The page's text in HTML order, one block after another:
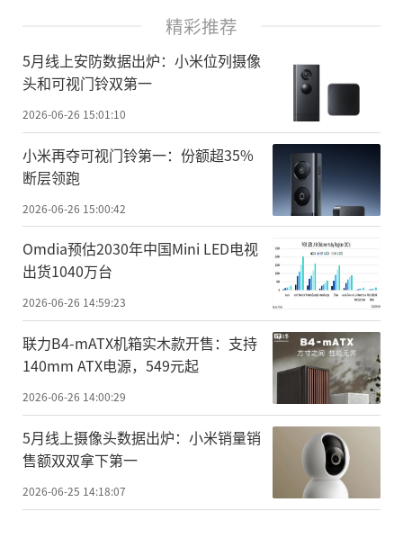
精彩推荐
5月线上安防数据出炉：小米位列摄像
头和可视门铃双第一
2026-06-26 15:01:10
小米再夺可视门铃第一：份额超35%
断层领跑
2026-06-26 15:00:42
Omdia预估2030年中国Mini LED电视
出货1040万台
2026-06-26 14:59:23
联力B4-mATX机箱实木款开售：支持
140mm ATX电源，549元起
2026-06-26 14:00:29
5月线上摄像头数据出炉：小米销量销
售额双双拿下第一
2026-06-25 14:18:07